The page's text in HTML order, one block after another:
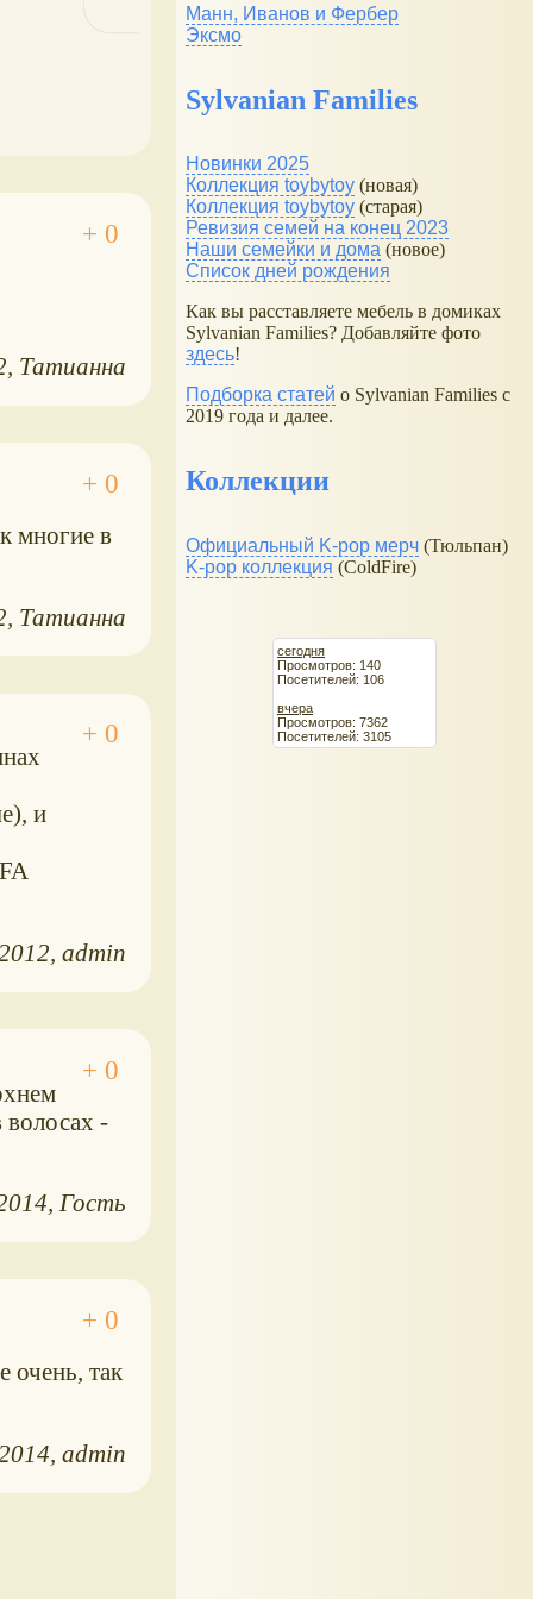
Татианна
многие в
Татианна
и
admin
волосах -
Гость
очень, так
admin
Манн, Иванов и Фербер
Эксмо
Sylvanian Families
Новинки 2025
Коллекция toybytoy (новая)
Коллекция toybytoy (старая)
Ревизия семей на конец 2023
Наши семейки и дома (новое)
Список дней рождения
Как вы расставляете мебель в домиках
Sylvanian Families? Добавляйте фото
здесь!
Подборка статей о Sylvanian Families с
2019 года и далее.
Коллекции
Официальный K-pop мерч (Тюльпан)
K-pop коллекция (ColdFire)
сегодня
Просмотров: 140
Посетителей: 106
вчера
Просмотров: 7362
Посетителей: 3105